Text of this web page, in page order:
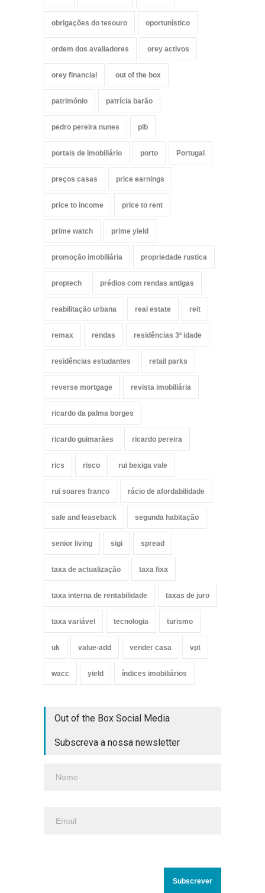
obrigações do tesouro oportunístico
ordem dos avaliadores orey activos
orey financial out of the box
património patrícia barão
pedro pereira nunes pib
portais de imobiliário porto Portugal
preços casas price earnings
price to income price to rent
prime watch prime yield
promoção imobiliária propriedade rustica
proptech prédios com rendas antigas
reabilitação urbana real estate reit
remax rendas residências 3ª idade
residências estudantes retail parks
reverse mortgage revista imobiliária
ricardo da palma borges
ricardo guimarães ricardo pereira
rics risco rui bexiga vale
rui soares franco rácio de afordabilidade
sale and leaseback segunda habitação
senior living sigi spread
taxa de actualização taxa fixa
taxa interna de rentabilidade taxas de juro
taxa variável tecnologia turismo
uk value-add vender casa vpt
wacc yield índices imobiliários
Out of the Box Social Media
Subscreva a nossa newsletter